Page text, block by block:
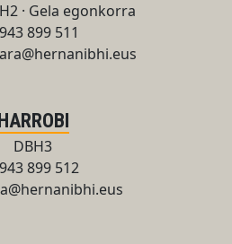
· Gela egonkorra
899 511
HARROBI
DBH3
899 512